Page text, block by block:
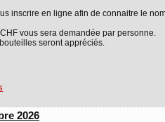
inscrire en ligne afin de connaitre le
vous sera demandée par personne.
seront appréciés.
2026